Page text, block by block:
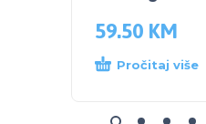
59.50 KM
Pročitaj više